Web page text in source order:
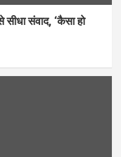
सीधा संवाद, ‘कैसा हो